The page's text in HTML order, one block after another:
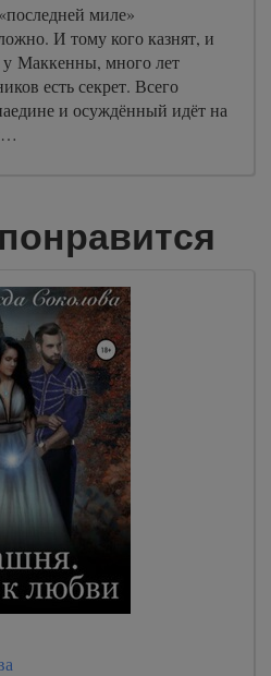
миле»
И тому кого казнят, и
Маккенны, много лет
есть секрет. Всего
и осуждённый идёт на